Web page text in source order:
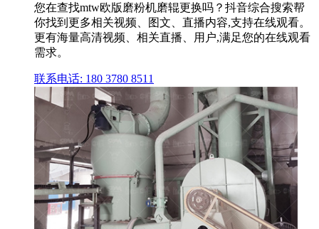
您在查找mtw欧版磨粉机磨辊更换吗？抖音综合搜索帮
你找到更多相关视频、图文、直播内容,支持在线观看。
更有海量高清视频、相关直播、用户,满足您的在线观看
需求。
联系电话: 180 3780 8511